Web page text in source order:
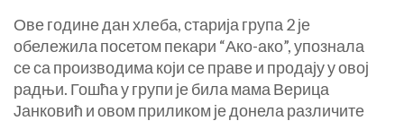
Ове године дан хлеба, старија група 2 је
обележила посетом пекари “Ако-ако”, упознала
се са производима који се праве и продају у овој
радњи. Гошћа у групи је била мама Верица
Јанковић и овом приликом је донела различите